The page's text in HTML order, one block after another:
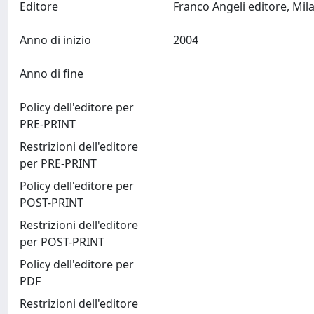
Editore
Anno di inizio
Anno di fine
Policy dell'editore per
PRE-PRINT
Restrizioni dell'editore
per PRE-PRINT
Policy dell'editore per
POST-PRINT
Restrizioni dell'editore
per POST-PRINT
Policy dell'editore per
PDF
Restrizioni dell'editore